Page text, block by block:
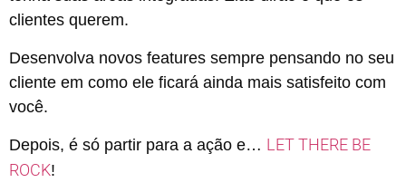
clientes querem.
Desenvolva novos features sempre pensando no seu
cliente em como ele ficará ainda mais satisfeito com
você.
Depois, é só partir para a ação e… LET THERE BE
ROCK!